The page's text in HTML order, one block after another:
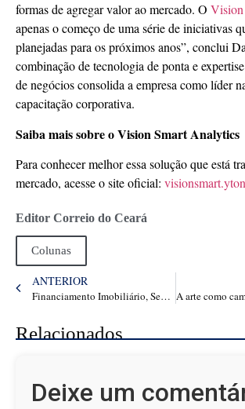
formas de agregar valor ao mercado. O
apenas o começo de uma série de iniciativas
planejadas para os próximos anos”, conclui
combinação de tecnologia de ponta e
de negócios consolida a empresa como líder
capacitação corporativa.
Saiba mais sobre o Vision Smart Analytics
Para conhecer melhor essa solução que está
mercado, acesse o site oficial:
Editor Correio do Ceará
Colunas
ANTERIOR
Financiamento Imobiliário, Seguro de Vida Resgatável e Previdência Privada
Relacionados
Deixe um